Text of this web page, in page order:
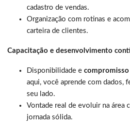
cadastro de vendas.
Organização com rotinas e
carteira de clientes.
Capacitação e desenvolvimento
Disponibilidade e
aqui, você aprende com dados,
seu lado.
Vontade real de evoluir na área
jornada sólida.